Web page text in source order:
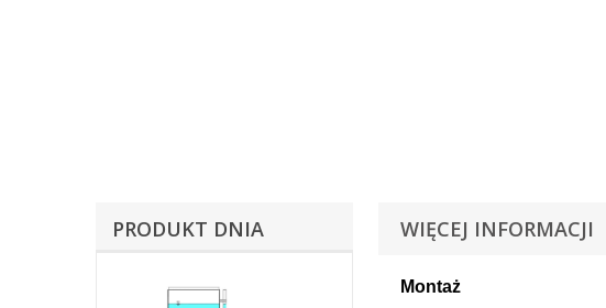
WIĘCEJ INFORMACJI
Montaż
PRODUKT DNIA